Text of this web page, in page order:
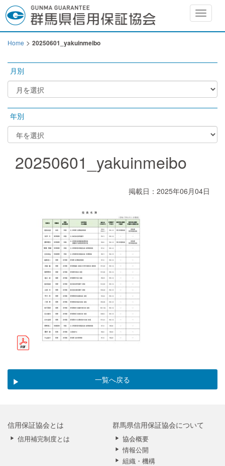
Toggle
Home > 20250601_yakuinmeibo
月別
年別
20250601_yakuinmeibo
掲載日：2025年06月04日
一覧へ戻る
信用保証協会とは
信用補完制度とは
群馬県信用保証協会について
協会概要
情報公開
組織・機構